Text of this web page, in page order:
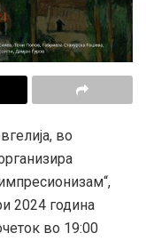
во
2024 година
во 19:00